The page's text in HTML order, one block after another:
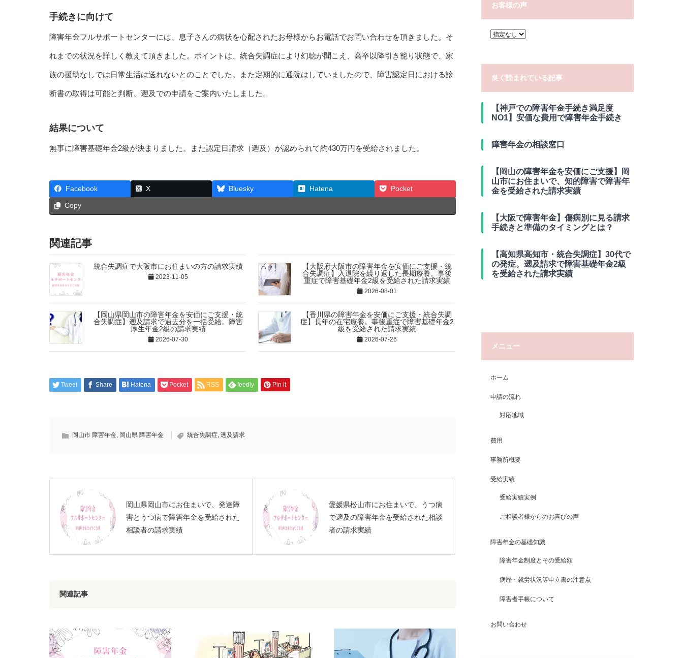
手続きに向けて
障害年金フルサポートセンターには、息子さんの病状を心配されたお母様からお電話でお問い合わせを頂きました。そ
れまでの状況を詳しく教えて頂きました。ポイントは、統合失調症により幻聴が聞こえ、高卒以降引き籠り状態で、家
族の援助なしでは日常生活は送れないとのことでした。また定期的に通院はしていましたので、障害認定日における診
断書の取得は可能と判断、遡及での申請をご案内いたしました。
結果について
無事に障害基礎年金2級が決まりました。また認定日請求（遡及）が認められて約430万円を受給されました。
Facebook X Bluesky Hatena Pocket
Copy
関連記事
統合失調症で大阪市にお住まいの方の請求実績
2023-11-05
【大阪府大阪市の障害年金を安価にご支援・統
合失調症】入退院を繰り返した長期療養。事後
重症で障害基礎年金2級を受給された請求実績
2026-08-01
【岡山県岡山市の障害年金を安価にご支援・統
合失調症】遡及請求で過去分を一括受給。障害
厚生年金2級の請求実績
2026-07-30
【香川県の障害年金を安価にご支援・統合失調
症】長年の在宅療養。事後重症で障害基礎年金2
級を受給された請求実績
2026-07-26
Tweet Share Hatena Pocket RSS feedly Pin it
岡山市 障害年金, 岡山県 障害年金 統合失調症, 遡及請求
岡山県岡山市にお住まいで、発達障
害とうつ病で障害年金を受給された
相談者の請求実績
愛媛県松山市にお住まいで、うつ病
で遡及の障害年金を受給された相談
者の請求実績
関連記事
お客様の声
良く読まれている記事
【神戸での障害年金手続き満足度
NO1】安価な費用で障害年金手続き
障害年金の相談窓口
【岡山の障害年金を安価にご支援】岡
山市にお住まいで、知的障害で障害年
金を受給された請求実績
【大阪で障害年金】傷病別に見る請求
手続きと準備のタイミングとは？
【高知県高知市・統合失調症】30代で
の発症。遡及請求で障害基礎年金2級
を受給された請求実績
メニュー
ホーム
申請の流れ
対応地域
費用
事務所概要
受給実績
受給実績実例
ご相談者様からのお喜びの声
障害年金の基礎知識
障害年金制度とその受給額
病歴・就労状況等申立書の注意点
障害者手帳について
お問い合わせ